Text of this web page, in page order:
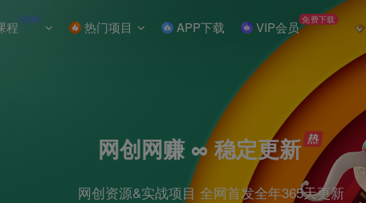
程 NEW 热门项目 APP下载 VIP会员 免费下载
网创网赚 ∞ 稳定更新
网创资源&实战项目 全网首发全年365天更新